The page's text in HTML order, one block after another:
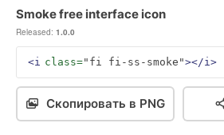
Smoke free interface icon
Released: 1.0.0
<i class="fi fi-ss-smoke"></i>
Скопировать в PNG